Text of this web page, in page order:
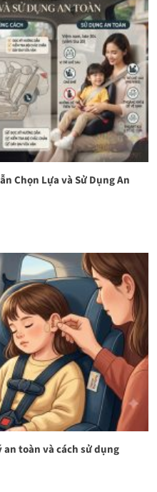
Chọn Lựa và Sử Dụng An
an toàn và cách sử dụng